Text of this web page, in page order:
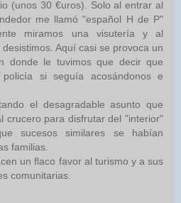
(unos 30 €uros). Solo al entrar al
me llamó "español H de P"
miramos una visutería y al
Aquí casi se provoca un
donde le tuvimos que decir que
si seguía acosándonos e
el desagradable asunto que
crucero para disfrutar del "interior"
sucesos similares se habían
familias.
un flaco favor al turismo y a sus
comunitarias.